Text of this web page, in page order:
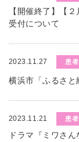
【開催終了】【
受付について
2023.11.27 患
横浜市「ふるさと
2023.11.21 患
ドラマ『ミワさ